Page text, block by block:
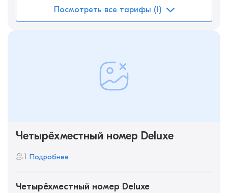
Посмотреть все тарифы (1)
Четырёхместный номер Deluxe
1 Подробнее
Четырёхместный номер Deluxe